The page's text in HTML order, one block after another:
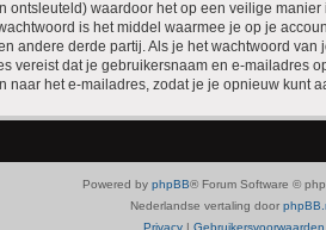
waardoor het op een veilige
is het middel waarmee je op je
andere derde partij. Als je het wachtwoord
vereist dat je gebruikersnaam en e-mailadres
het e-mailadres, zodat je je opnieuw kunt
Powered by phpBB® Forum Software ©
Nederlandse vertaling door
Privacy | Gebruikersvoorwaarden